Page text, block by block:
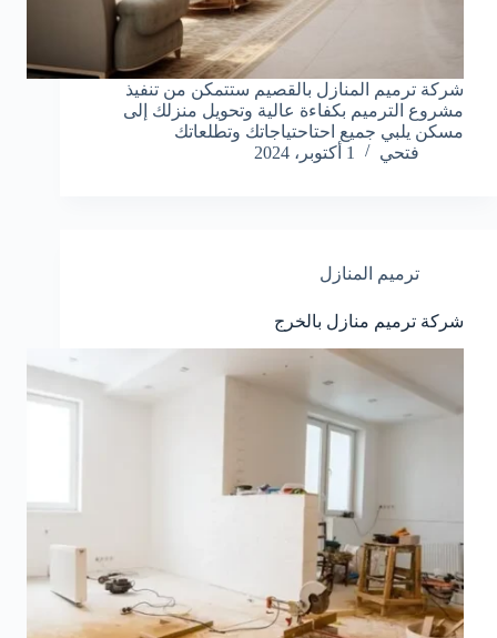
شركة ترميم المنازل بالقصيم ستتمكن من تنفيذ
مشروع الترميم بكفاءة عالية وتحويل منزلك إلى
مسكن يلبي جميع احتاحتياجاتك وتطلعاتك
فتحي
1 أكتوبر، 2024
ترميم المنازل
شركة ترميم منازل بالخرج